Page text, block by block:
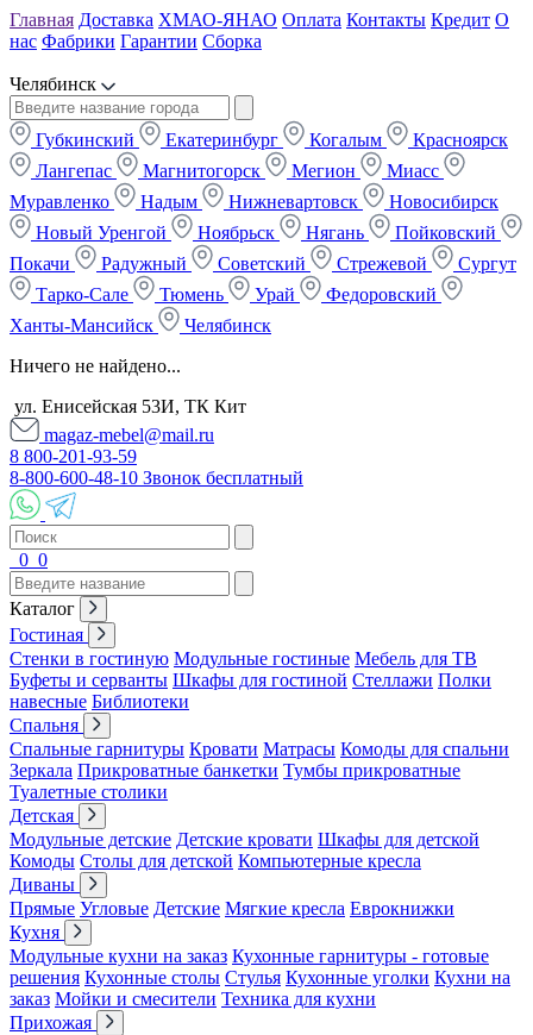
Главная Доставка ХМАО-ЯНАО Оплата Контакты Кредит О
нас Фабрики Гарантии Сборка
Челябинск
Губкинский Екатеринбург Когалым
Красноярск
Лангепас
Магнитогорск Мегион
Миасс
Муравленко
Надым Нижневартовск
Новосибирск
Новый Уренгой
Ноябрьск Нягань
Пойковский
Покачи
Радужный Советский Стрежевой
Сургут
Тарко-Сале
Тюмень Урай
Федоровский
Ханты-Мансийск
Челябинск
Ничего не найдено...
ул. Енисейская 53И, ТК Кит
magaz-mebel@mail.ru
8 800-201-93-59
8-800-600-48-10 Звонок бесплатный
0 0
Каталог
Гостиная
Стенки в гостиную Модульные гостиные Мебель для ТВ
Буфеты и серванты Шкафы для гостиной Стеллажи Полки
навесные Библиотеки
Спальня
Спальные гарнитуры Кровати Матрасы Комоды для спальни
Зеркала Прикроватные банкетки Тумбы прикроватные
Туалетные столики
Детская
Модульные детские Детские кровати Шкафы для детской
Комоды Столы для детской Компьютерные кресла
Диваны
Прямые Угловые Детские Мягкие кресла Еврокнижки
Кухня
Модульные кухни на заказ Кухонные гарнитуры - готовые
решения Кухонные столы Стулья Кухонные уголки Кухни на
заказ Мойки и смесители Техника для кухни
Прихожая